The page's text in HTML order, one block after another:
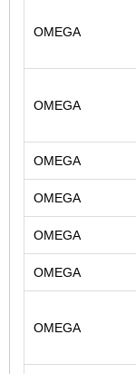
OMEGA
OMEGA
OMEGA
OMEGA
OMEGA
OMEGA
OMEGA